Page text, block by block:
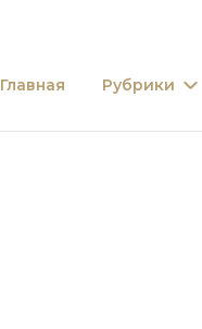
Главная Рубрики